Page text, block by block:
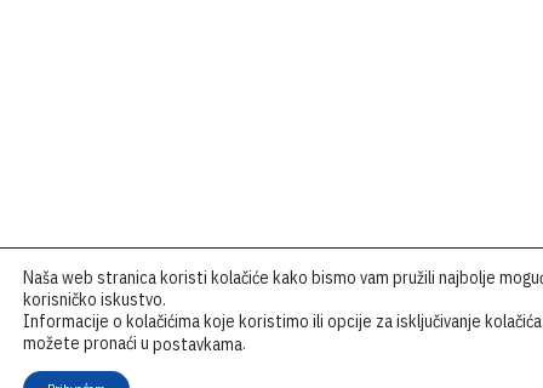
Naša web stranica koristi kolačiće kako bismo vam pružili najbolje
korisničko iskustvo.
Informacije o kolačićima koje koristimo ili opcije za isključivanje kolačića
možete pronaći u postavkama.